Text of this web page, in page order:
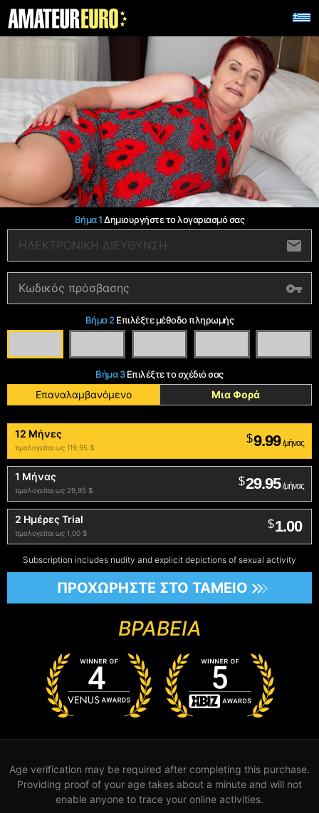
Βήμα 1Δημιουργήστε το λογαριασμό σας
Βήμα 2 Επιλέξτε μέθοδο πληρωμής
Βήμα 3Επιλέξτε το σχέδιό σας
Επαναλαμβανόμενο Μια Φορά
12 Μήνες
τιμολογείται ως 119,95 $
$9.99 /μήνας
1 Μήνας
τιμολογείται ως 29,95 $
$29.95 /μήνας
2 Ημέρες Trial
τιμολογείται ως 1,00 $
$1.00
Subscription includes nudity and explicit depictions of sexual activity
ΠΡΟΧΩΡΉΣΤΕ ΣΤΟ ΤΑΜΕΊΟ
ΒΡΑΒΕΊΑ
Age verification may be required after completing this purchase.
Providing proof of your age takes about a minute and will not
enable anyone to trace your online activities.